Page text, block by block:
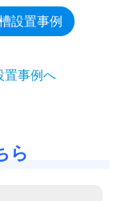
設置事例
置事例へ
ら